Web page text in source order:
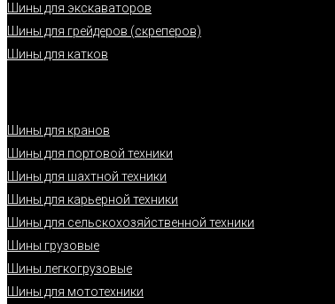
Шины для экскаваторов
Шины для грейдеров (скреперов)
Шины для катков
Шины для кранов
Шины для портовой техники
Шины для шахтной техники
Шины для карьерной техники
Шины для сельскохозяйственной техники
Шины грузовые
Шины легкогрузовые
Шины для мототехники